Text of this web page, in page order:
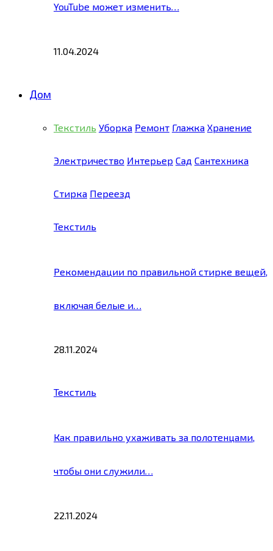
YouTube может изменить…
11.04.2024
Дом
Текстиль Уборка Ремонт Глажка Хранение
Электричество Интерьер Сад Сантехника
Стирка Переезд
Текстиль
Рекомендации по правильной стирке вещей,
включая белые и…
28.11.2024
Текстиль
Как правильно ухаживать за полотенцами,
чтобы они служили…
22.11.2024